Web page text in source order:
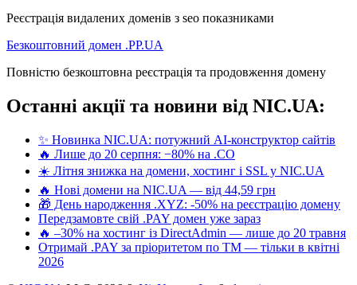
Реєстрація видалених доменів з seo показниками
Безкоштовний домен .PP.UA
Повністю безкоштовна реєстрація та продовження домену
Останні акції та новини від NIC.UA:
✨ Новинка NIC.UA: потужний AI-конструктор сайтів
🔥 Лише до 20 серпня: −80% на .CO
☀️ Літня знижка на домени, хостинг і SSL у NIC.UA
🔥 Нові домени на NIC.UA — від 44,59 грн
🎁 День народження .XYZ: -50% на реєстрацію домену
Передзамовте свій .PAY домен уже зараз
🔥 –30% на хостинг із DirectAdmin — лише до 20 травня
Отримай .PAY за пріоритетом по ТМ — тільки в квітні
2026